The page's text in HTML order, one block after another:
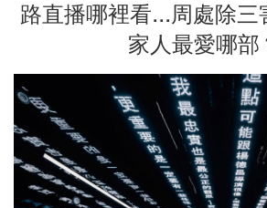
路直播哪裡看...周處除三
家人最愛哪部